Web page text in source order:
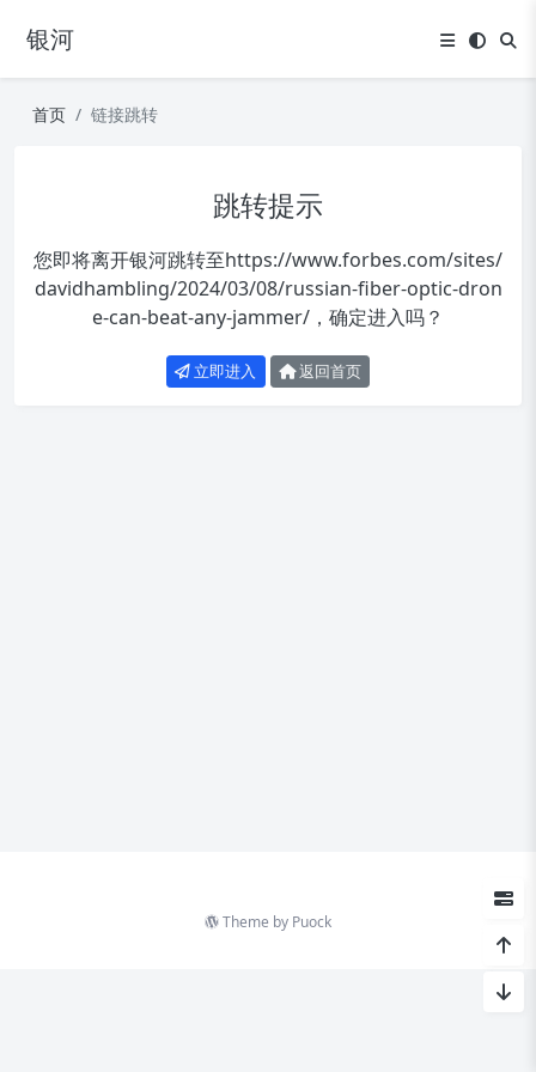
银河
首页 链接跳转
跳转提示
您即将离开银河跳转至https://www.forbes.com/sites/
davidhambling/2024/03/08/russian-fiber-optic-dron
e-can-beat-any-jammer/ ，确定进入吗？
立即进入 返回首页
Theme by Puock